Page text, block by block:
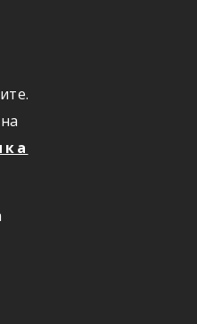
ПРИЈАВИ ШТЕТА